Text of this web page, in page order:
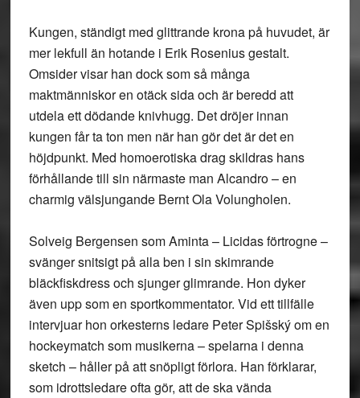
Kungen, ständigt med glittrande krona på huvudet, är
mer lekfull än hotande i Erik Rosenius gestalt.
Omsider visar han dock som så många
maktmänniskor en otäck sida och är beredd att
utdela ett dödande knivhugg. Det dröjer innan
kungen får ta ton men när han gör det är det en
höjdpunkt. Med homoerotiska drag skildras hans
förhållande till sin närmaste man Alcandro – en
charmig välsjungande Bernt Ola Volungholen.
Solveig Bergensen som Aminta – Licidas förtrogne –
svänger snitsigt på alla ben i sin skimrande
bläckfiskdress och sjunger glimrande. Hon dyker
även upp som en sportkommentator. Vid ett tillfälle
intervjuar hon orkesterns ledare Peter Spišský om en
hockeymatch som musikerna – spelarna i denna
sketch – håller på att snöpligt förlora. Han förklarar,
som idrottsledare ofta gör, att de ska vända